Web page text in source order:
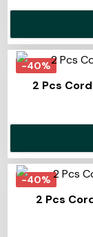
-40%
2 Pcs
-40%
2 Pcs